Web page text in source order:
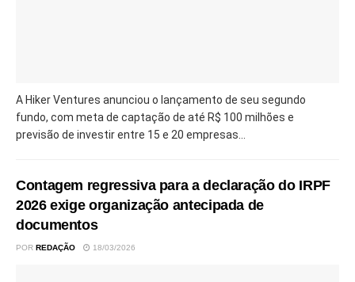
A Hiker Ventures anunciou o lançamento de seu segundo
fundo, com meta de captação de até R$ 100 milhões e
previsão de investir entre 15 e 20 empresas...
Contagem regressiva para a declaração do IRPF
2026 exige organização antecipada de
documentos
POR REDAÇÃO 18/03/2026